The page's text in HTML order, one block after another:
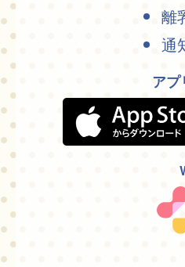
離
通
アプ